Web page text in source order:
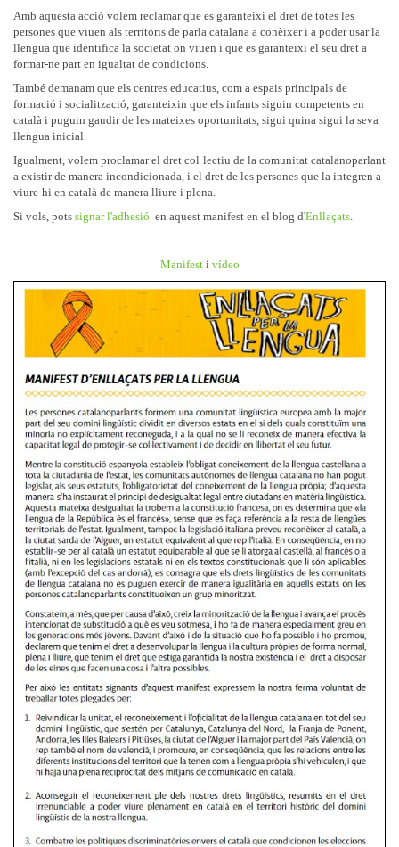
Amb aquesta acció volem reclamar que es garanteixi el dret de totes les
persones que viuen als territoris de parla catalana a conèixer i a poder usar la
llengua que identifica la societat on viuen i que es garanteixi el seu dret a
formar-ne part en igualtat de condicions.
També demanam que els centres educatius, com a espais principals de
formació i socialització, garanteixin que els infants siguin competents en
català i puguin gaudir de les mateixes oportunitats, sigui quina sigui la seva
llengua inicial.
Igualment, volem proclamar el dret col·lectiu de la comunitat catalanoparlant
a existir de manera incondicionada, i el dret de les persones que la integren a
viure-hi en català de manera lliure i plena.
Si vols, pots signar l'adhesió en aquest manifest en el blog d'Enllaçats.
Manifesti vídeo